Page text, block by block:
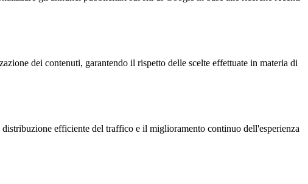
dei contenuti, garantendo il rispetto delle scelte effettuate in materia di
efficiente del traffico e il miglioramento continuo dell'esperienza